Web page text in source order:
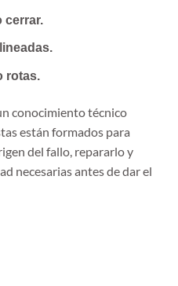
cerrar.
rotas.
conocimiento técnico
están formados para
del fallo, repararlo y
necesarias antes de dar el